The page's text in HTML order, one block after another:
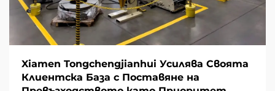
Xiamen Tongchengjianhui Усилява Своята
Клиентска База с Поставяне на